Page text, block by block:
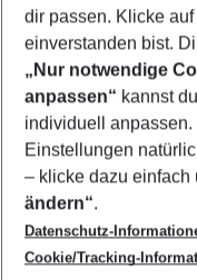
Footer
Footer navigation
Über uns
AGB
Bestpreisgarantie
Cookie-Einstellungen
Cookie-Richtlinie
Agenturbetreuung
Barrierefreies Reisen
Folge uns
dir passen. Klicke auf
einverstanden bist.
„Nur notwendige
anpassen“ kannst
individuell
Einstellungen
– klicke dazu einfach
ändern“.
Datenschutz-
Cookie/Tracking-